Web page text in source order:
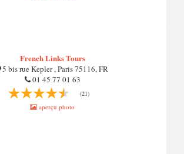
French Links Tours
5 bis rue Kepler , Paris 75116, FR
01 45 77 01 63
(21)
aperçu photo